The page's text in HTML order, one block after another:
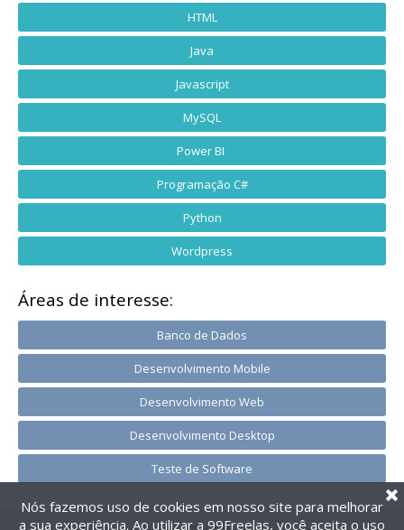
HTML
Java
Javascript
MySQL
Power BI
Programação C#
Python
Wordpress
Áreas de interesse:
Banco de Dados
Desenvolvimento Mobile
Desenvolvimento Web
Desenvolvimento Desktop
Teste de Software
Nós fazemos uso de cookies em nosso site para melhorar
a sua experiência. Ao utilizar a 99Freelas, você aceita o uso